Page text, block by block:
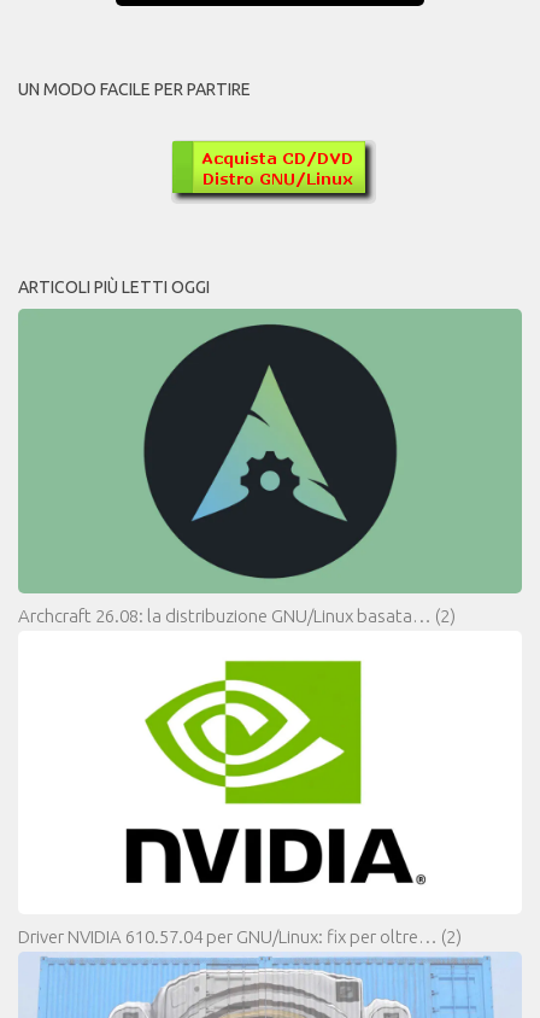
UN MODO FACILE PER PARTIRE
ARTICOLI PIÙ LETTI OGGI
Archcraft 26.08: la distribuzione GNU/Linux basata… (2)
Driver NVIDIA 610.57.04 per GNU/Linux: fix per oltre… (2)